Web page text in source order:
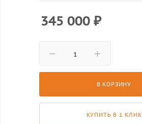
345 000 ₽
В КОРЗИНУ
КУПИТЬ В 1 КЛИК